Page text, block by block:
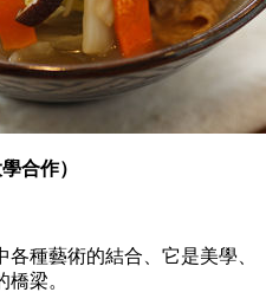
合作）
種藝術的結合、它是美學、
梁。